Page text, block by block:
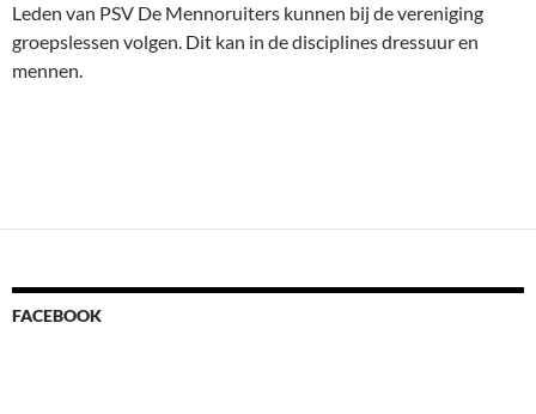
Leden van PSV De Mennoruiters kunnen bij de vereniging
groepslessen volgen. Dit kan in de disciplines dressuur en
mennen.
FACEBOOK